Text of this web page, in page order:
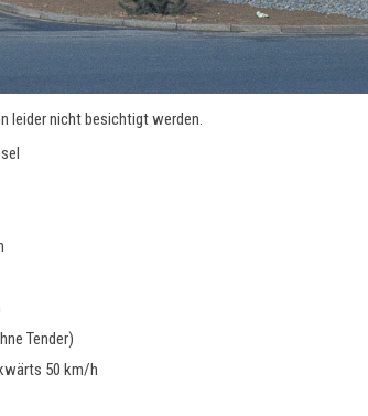
leider nicht besichtigt werden.
Tender)
50 km/h